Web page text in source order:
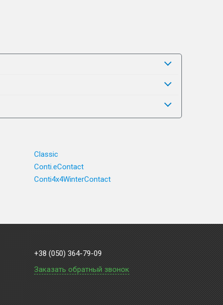
Classic
Conti.eContact
Conti4x4WinterContact
+38 (050) 364-79-09
Заказать обратный звонок